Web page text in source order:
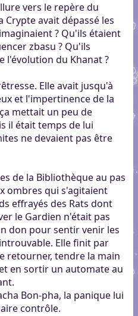
vers le repère du
Crypte avait dépassé les
? Qu'ils étaient
zbasu ? Qu'ils
l'évolution du Khanat ?
Elle avait jusqu'à
et l'impertinence de la
mettait un peu de
il était temps de lui
ne devaient pas être
de la Bibliothèque au pas
ombres qui s'agitaient
effrayés des Rats dont
le Gardien n'était pas
don pour sentir venir les
Elle finit par
retourner, tendre la main
en sortir un automate au
Bon-pha, la panique lui
contrôle.